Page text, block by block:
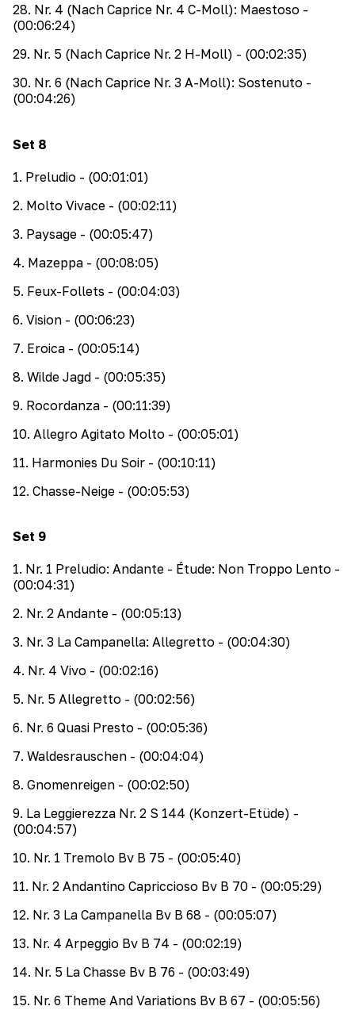
28. Nr. 4 (Nach Caprice Nr. 4 C-Moll): Maestoso -
(00:06:24)
29. Nr. 5 (Nach Caprice Nr. 2 H-Moll) - (00:02:35)
30. Nr. 6 (Nach Caprice Nr. 3 A-Moll): Sostenuto -
(00:04:26)
Set 8
1. Preludio - (00:01:01)
2. Molto Vivace - (00:02:11)
3. Paysage - (00:05:47)
4. Mazeppa - (00:08:05)
5. Feux-Follets - (00:04:03)
6. Vision - (00:06:23)
7. Eroica - (00:05:14)
8. Wilde Jagd - (00:05:35)
9. Rocordanza - (00:11:39)
10. Allegro Agitato Molto - (00:05:01)
11. Harmonies Du Soir - (00:10:11)
12. Chasse-Neige - (00:05:53)
Set 9
1. Nr. 1 Preludio: Andante - Étude: Non Troppo Lento -
(00:04:31)
2. Nr. 2 Andante - (00:05:13)
3. Nr. 3 La Campanella: Allegretto - (00:04:30)
4. Nr. 4 Vivo - (00:02:16)
5. Nr. 5 Allegretto - (00:02:56)
6. Nr. 6 Quasi Presto - (00:05:36)
7. Waldesrauschen - (00:04:04)
8. Gnomenreigen - (00:02:50)
9. La Leggierezza Nr. 2 S 144 (Konzert-Etüde) -
(00:04:57)
10. Nr. 1 Tremolo Bv B 75 - (00:05:40)
11. Nr. 2 Andantino Capriccioso Bv B 70 - (00:05:29)
12. Nr. 3 La Campanella Bv B 68 - (00:05:07)
13. Nr. 4 Arpeggio Bv B 74 - (00:02:19)
14. Nr. 5 La Chasse Bv B 76 - (00:03:49)
15. Nr. 6 Theme And Variations Bv B 67 - (00:05:56)